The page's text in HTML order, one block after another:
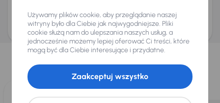
ani zagwarantowaną dostępnością pojazdu. AURES Holdings a.s., z siedzibą
Dopraváků 874/15, Čimice, 184 00 Praga 8, będzie przechowywać i przetwarzać
Twoje dane osobowe zgodnie z zasadami ochrony i przetwarzaniadanych
osobowych
Wybraliśmy dla Ciebie
Wybieramy dla Ciebienajlepsze pojazdyz naszej oferty. Kupimy
dla Ciebiedo 400 pojazdówkażdego dnia.
Używamy plików cookie, aby przeglądanie naszej
witryny było dla Ciebie jak najwygodniejsze. Pliki
cookie służą nam do ulepszania naszych usług, a
jednocześnie możemy lepiej oferować Ci treści, które
mogą być dla Ciebie interesujące i przydatne.
Zaakceptuj wszystko